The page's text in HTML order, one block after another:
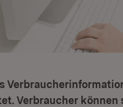
Verbraucher